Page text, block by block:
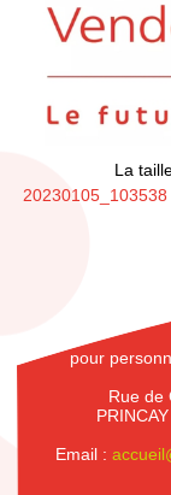
La
20230105_103538
pour
Rue de
Email :